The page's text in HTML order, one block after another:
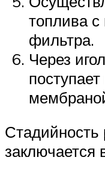
топлива
фильтра.
Через
Стадийность